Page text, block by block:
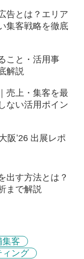
告とは？エリア
集客戦略を徹底
こと・活用事
解説
売上・集客を最
ない活用ポイン
阪ʼ26 出展レポ
出す方法とは？
まで解説
集客
ィング